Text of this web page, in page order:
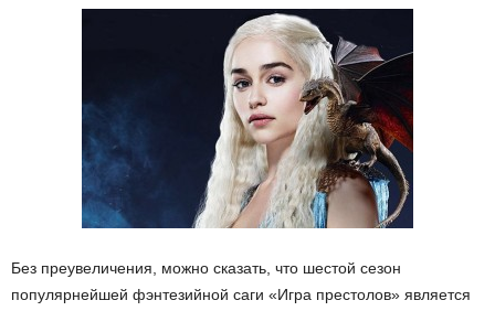
Без преувеличения, можно сказать, что шестой сезон
популярнейшей фэнтезийной саги «Игра престолов» является